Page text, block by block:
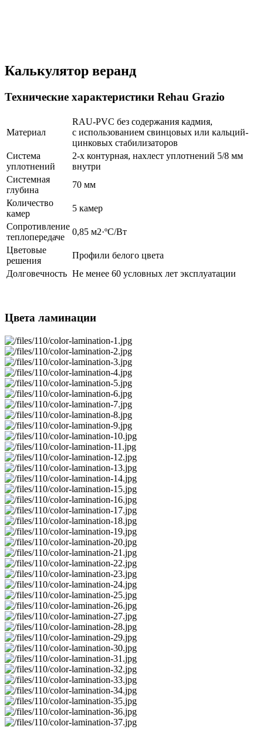
Калькулятор веранд
Технические характеристики Rehau Grazio
Материал
RAU-PVC без содержания кадмия,
с использованием свинцовых или кальций-
цинковых стабилизаторов
Система
уплотнений
2-х контурная, нахлест уплотнений 5/8 мм
внутри
Системная
глубина
70 мм
Количество
камер
5 камер
Сопротивление
теплопередаче
0,85 м2·ºС/Вт
Цветовые
решения
Профили белого цвета
Долговечность Не менее 60 условных лет эксплуатации
Цвета ламинации